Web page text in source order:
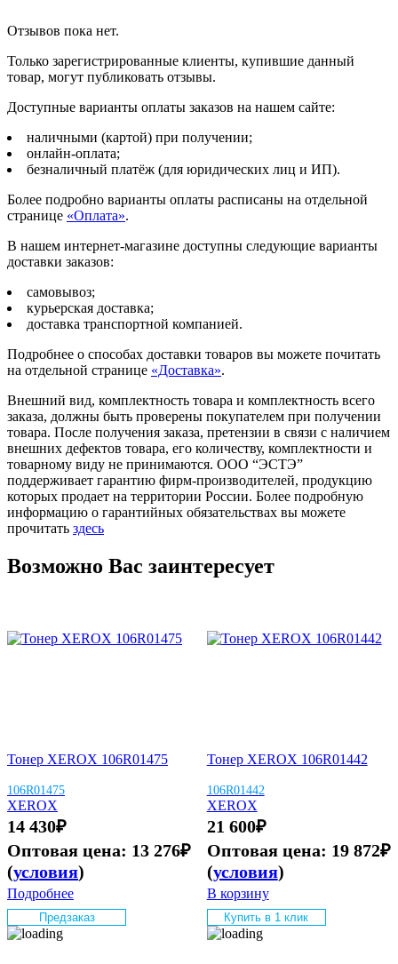
Отзывов пока нет.
Только зарегистрированные клиенты, купившие данный
товар, могут публиковать отзывы.
Доступные варианты оплаты заказов на нашем сайте:
наличными (картой) при получении;
онлайн-оплата;
безналичный платёж (для юридических лиц и ИП).
Более подробно варианты оплаты расписаны на отдельной
странице «Оплата».
В нашем интернет-магазине доступны следующие варианты
доставки заказов:
самовывоз;
курьерская доставка;
доставка транспортной компанией.
Подробнее о способах доставки товаров вы можете почитать
на отдельной странице «Доставка».
Внешний вид, комплектность товара и комплектность всего
заказа, должны быть проверены покупателем при получении
товара. После получения заказа, претензии в связи с наличием
внешних дефектов товара, его количеству, комплектности и
товарному виду не принимаются. ООО “ЭСТЭ”
поддерживает гарантию фирм-производителей, продукцию
которых продает на территории России. Более подробную
информацию о гарантийных обязательствах вы можете
прочитать здесь
Возможно Вас заинтересует
Тонер XEROX 106R01475
106R01475
XEROX
14 430₽
Оптовая цена: 13 276₽
(условия)
Подробнее
Предзаказ
Тонер XEROX 106R01442
106R01442
XEROX
21 600₽
Оптовая цена: 19 872₽
(условия)
В корзину
Купить в 1 клик